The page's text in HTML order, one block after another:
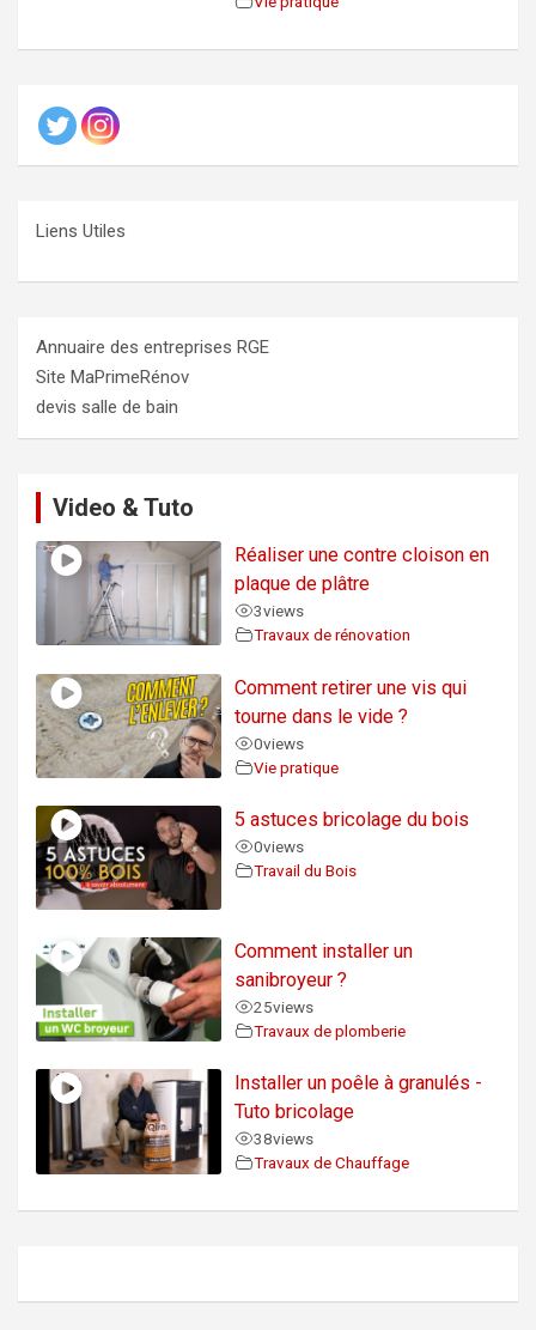
Liens Utiles
Annuaire des entreprises RGE
Site MaPrimeRénov
devis salle de bain
Video & Tuto
Réaliser une contre cloison en
plaque de plâtre
3views
Travaux de rénovation
Comment retirer une vis qui
tourne dans le vide ?
0views
Vie pratique
5 astuces bricolage du bois
0views
Travail du Bois
Comment installer un
sanibroyeur ?
25views
Travaux de plomberie
Installer un poêle à granulés -
Tuto bricolage
38views
Travaux de Chauffage